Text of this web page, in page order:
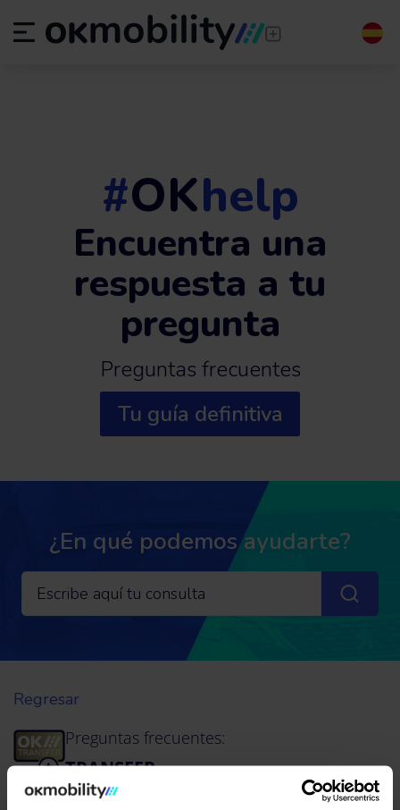
#OKhelp
Encuentra una
respuesta a tu
pregunta
Preguntas frecuentes
Tu guía definitiva
¿En qué podemos ayudarte?
Regresar
Preguntas frecuentes:
TRANSFER